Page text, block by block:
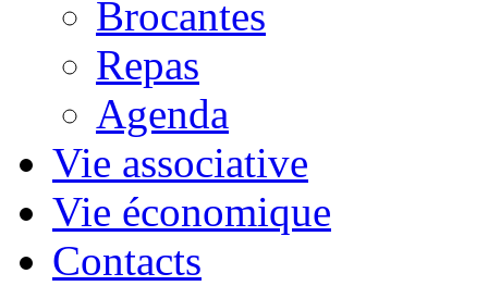
Brocantes
Repas
Agenda
Vie associative
Vie économique
Contacts